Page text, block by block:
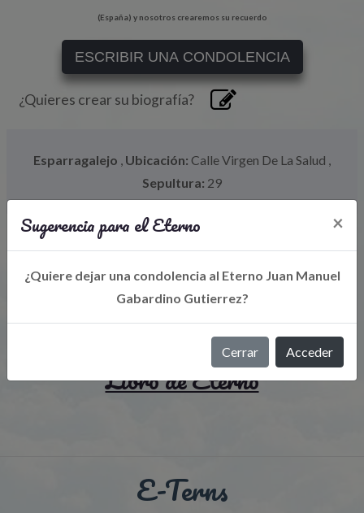
(España) y nosotros crearemos su recuerdo
ESCRIBIR UNA CONDOLENCIA
¿Quieres crear su biografía?
Esparragalejo , Ubicación: Calle Virgen De La Salud ,
Sepultura: 29
Libro de Eterno
Sugerencia para el Eterno ×
¿Quiere dejar una condolencia al Eterno Juan Manuel
Gabardino Gutierrez?
Cerrar Acceder
E-Terns